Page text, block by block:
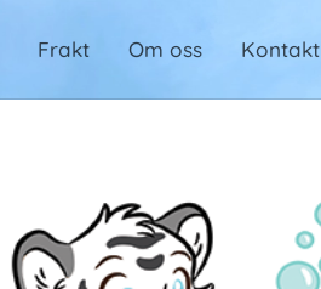
Frakt Om oss Kontakt